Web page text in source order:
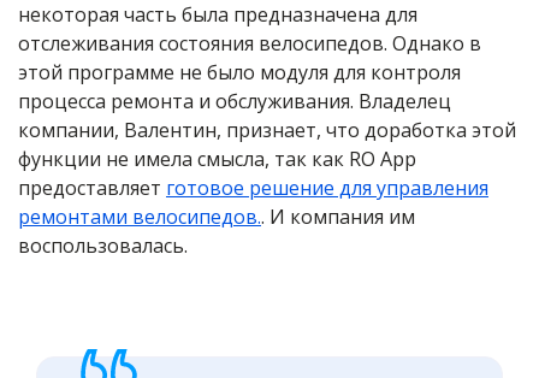
некоторая часть была предназначена для
отслеживания состояния велосипедов. Однако в
этой программе не было модуля для контроля
процесса ремонта и обслуживания. Владелец
компании, Валентин, признает, что доработка этой
функции не имела смысла, так как RO App
предоставляет готовое решение для управления
ремонтами велосипедов.. И компания им
воспользовалась.